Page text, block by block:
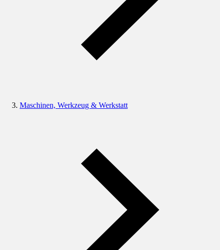
Maschinen, Werkzeug & Werkstatt